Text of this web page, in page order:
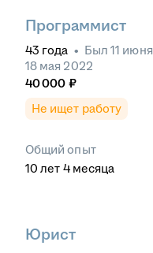
Программист
43 года • Был 11 июня
18 мая 2022
40 000 ₽
Не ищет работу
Общий опыт
10 лет 4 месяца
Юрист